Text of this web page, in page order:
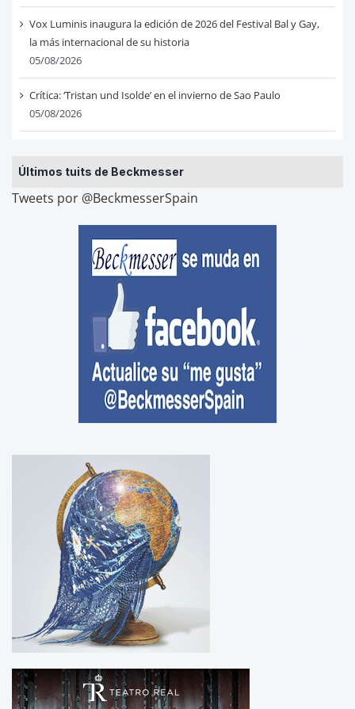
Vox Luminis inaugura la edición de 2026 del Festival Bal y Gay,
la más internacional de su historia
05/08/2026
Crítica: ‘Tristan und Isolde’ en el invierno de Sao Paulo
05/08/2026
Últimos tuits de Beckmesser
Tweets por @BeckmesserSpain